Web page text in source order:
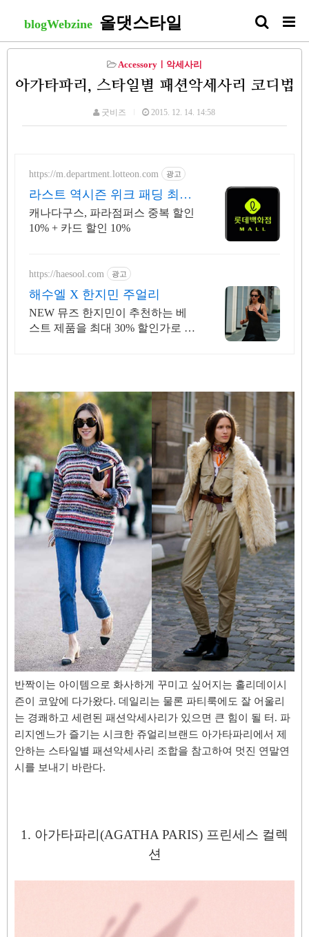
blogWebzine 올댓스타일
Accessoryㅣ악세사리
아가타파리, 스타일별 패션악세사리 코디법
굿비즈 2015. 12. 14. 14:58
https://m.department.lotteon.com 광고
라스트 역시즌 위크 패딩 최대
74% 할인
캐나다구스, 파라점퍼스 중복 할인
10% + 카드 할인 10%
https://haesool.com 광고
해수엘 X 한지민 주얼리
NEW 뮤즈 한지민이 추천하는 베
스트 제품을 최대 30% 할인가로 만
반짝이는 아이템으로 화사하게 꾸미고 싶어지는 홀리데이시
즌이 코앞에 다가왔다. 데일리는 물론 파티룩에도 잘 어울리
는 경쾌하고 세련된 패션악세사리가 있으면 큰 힘이 될 터. 파
리지엔느가 즐기는 시크한 쥬얼리브랜드 아가타파리에서 제
안하는 스타일별 패션악세사리 조합을 참고하여 멋진 연말연
시를 보내기 바란다.
1. 아가타파리(AGATHA PARIS) 프린세스 컬렉
션